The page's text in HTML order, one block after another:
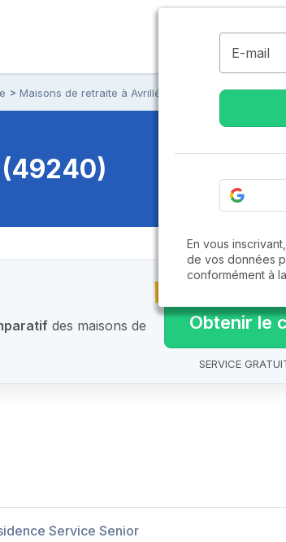
Maisons de retraite à Avrillé
des maisons de
Obtenir le
SERVICE
Service Senior
E-mail
En vous
de vos données
conformément à la